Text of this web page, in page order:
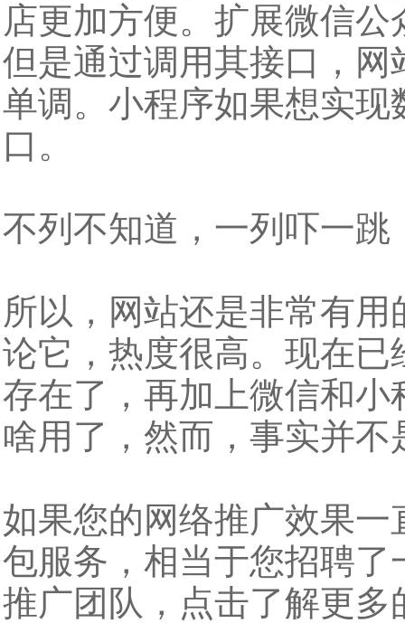
店更加方便。扩展微信
但是通过调用其接口，
单调。小程序如果想实
口。
不列不知道，一列吓一
所以，网站还是非常有
论它，热度很高。现在
存在了，再加上微信和
啥用了，然而，事实并不
如果您的网络推广效果
包服务，相当于您招聘
推广团队，点击了解更多